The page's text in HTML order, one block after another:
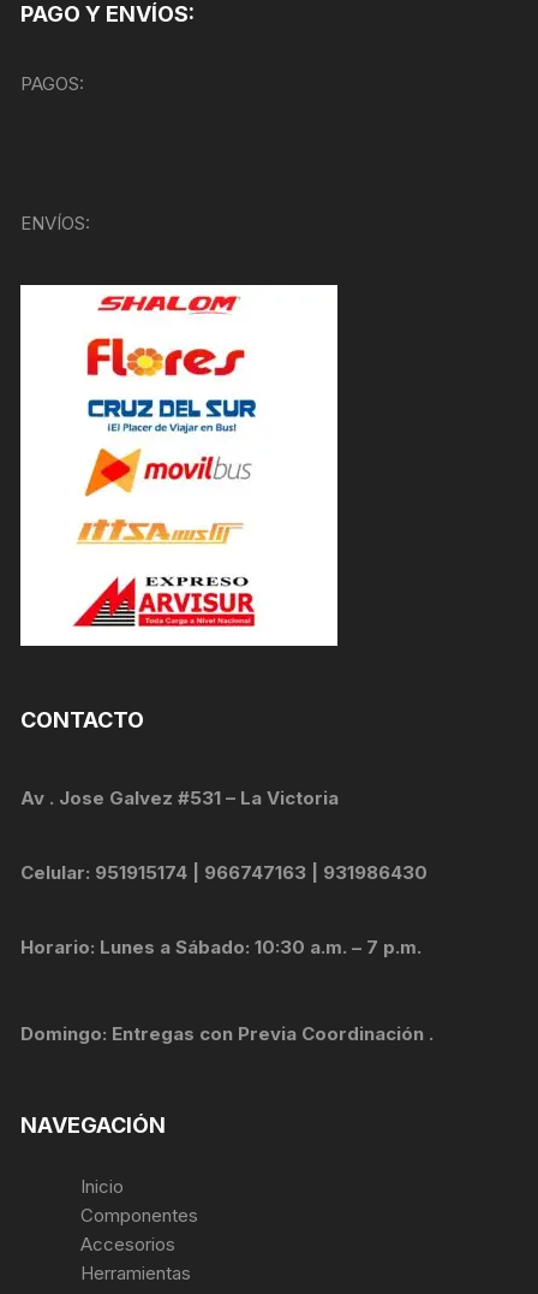
PAGO Y ENVÍOS:
PAGOS:
ENVÍOS:
CONTACTO
Av . Jose Galvez #531 – La Victoria
Celular: 951915174 | 966747163 | 931986430
Horario: Lunes a Sábado: 10:30 a.m. – 7 p.m.
Domingo: Entregas con Previa Coordinación .
NAVEGACIÓN
Inicio
Componentes
Accesorios
Herramientas